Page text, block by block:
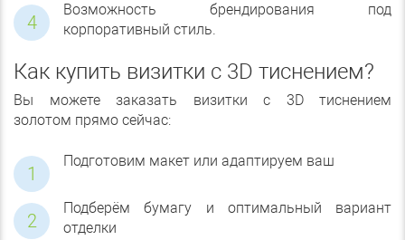
Возможность брендирования под
корпоративный стиль.
Как купить визитки с 3D тиснением?
Вы можете заказать визитки с 3D тиснением
золотом прямо сейчас:
Подготовим макет или адаптируем ваш
Подберём бумагу и оптимальный вариант
отделки